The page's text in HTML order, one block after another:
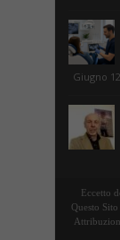
Giugno
Eccetto
Questo